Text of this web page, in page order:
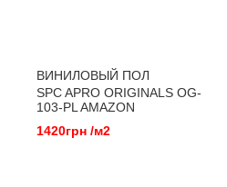
ВИНИЛОВЫЙ ПОЛ
SPC APRO ORIGINALS OG-
103-PL AMAZON
1420грн /м2